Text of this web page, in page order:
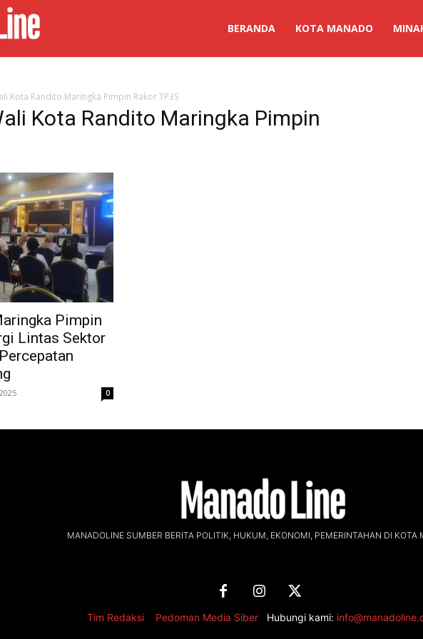
BERANDA KOTA MANADO
Kota Randito Maringka Pimpin Rakor TP3S
Kota Randito Maringka Pimpin
Pimpin
Lintas Sektor
0
MANADOLINE SUMBER BERITA POLITIK, HUKUM, EKONOMI, PEMERINTAHAN DI KOTA
Tim Redaksi Pedoman Media Siber Hubungi kami: